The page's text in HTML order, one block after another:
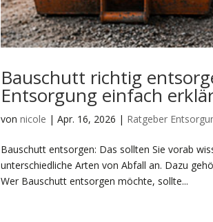
Bauschutt richtig
Entsorgung einfach
vonnicole |Apr. 16, 2026 | Ratgeber
Bauschutt entsorgen: Das sollten Sie vorab
unterschiedliche Arten von Abfall an. Dazu
Wer Bauschutt entsorgen möchte, sollte...